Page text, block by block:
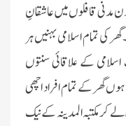
مدنی قافلوں میں عاشقانِ
کی تمام اسلامی بہنیں ہر
کے علاقائی سنتوں
کے تمام ا فراد اچھی
کر مکتبہ المدینہ کے نیک